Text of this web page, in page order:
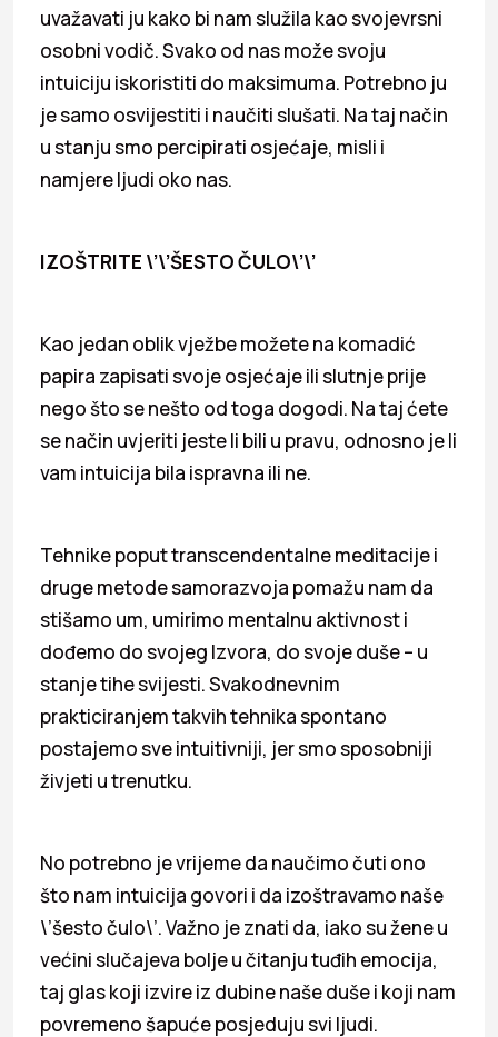
uvažavati ju kako bi nam služila kao svojevrsni
osobni vodič. Svako od nas može svoju
intuiciju iskoristiti do maksimuma. Potrebno ju
je samo osvijestiti i naučiti slušati. Na taj način
u stanju smo percipirati osjećaje, misli i
namjere ljudi oko nas.
IZOŠTRITE \’\’ŠESTO ČULO\’\’
Kao jedan oblik vježbe možete na komadić
papira zapisati svoje osjećaje ili slutnje prije
nego što se nešto od toga dogodi. Na taj ćete
se način uvjeriti jeste li bili u pravu, odnosno je li
vam intuicija bila ispravna ili ne.
Tehnike poput transcendentalne meditacije i
druge metode samorazvoja pomažu nam da
stišamo um, umirimo mentalnu aktivnost i
dođemo do svojeg Izvora, do svoje duše – u
stanje tihe svijesti. Svakodnevnim
prakticiranjem takvih tehnika spontano
postajemo sve intuitivniji, jer smo sposobniji
živjeti u trenutku.
No potrebno je vrijeme da naučimo čuti ono
što nam intuicija govori i da izoštravamo naše
\’šesto čulo\’. Važno je znati da, iako su žene u
većini slučajeva bolje u čitanju tuđih emocija,
taj glas koji izvire iz dubine naše duše i koji nam
povremeno šapuće posjeduju svi ljudi.